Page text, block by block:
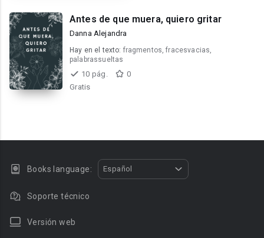
Antes de que muera, quiero gritar
Danna Alejandra
Hay en el texto: fragmentos, fracesvacias,
palabrassueltas
10 pág.
0
Gratis
Books language: Español
Soporte técnico
Versión web